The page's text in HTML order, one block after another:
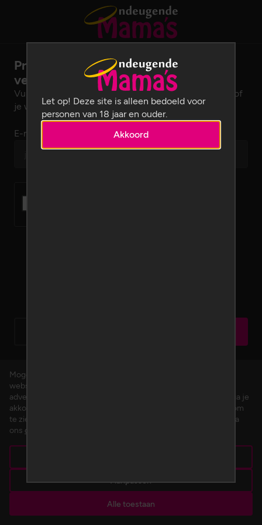
Profielnaam en/of wachtwoord
vergeten?
Vul je e-mailadres in om je profielnaam op te vragen of
je wachtwoord opnieuw in te stellen.
E-mailadres
Mogen we cookies plaatsen? We gebruiken cookies om de
website te verbeteren en om gepersonaliseerde inhoud en
advertenties aan te bieden. Door op 'Alle toestaan' te klikken, ga je
akkoord met het gebruik van alle cookies. Klik op 'Aanpassen' om
te zien welke cookies wij plaatsen. Je kunt op ieder moment via
ons cookiebeleid
Aanpassen
Alle toestaan
Let op! Deze site is alleen bedoeld voor
personen van 18 jaar en ouder.
Akkoord